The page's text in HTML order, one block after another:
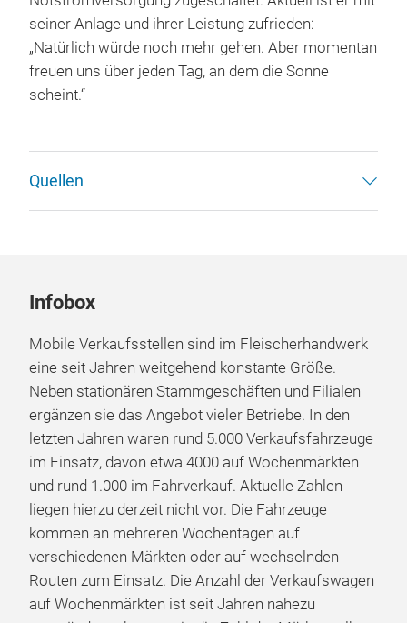
seiner Anlage und ihrer Leistung zufrieden:
„Natürlich würde noch mehr gehen. Aber momentan
freuen uns über jeden Tag, an dem die Sonne
scheint.“
Quellen
Infobox
Mobile Verkaufsstellen sind im Fleischerhandwerk
eine seit Jahren weitgehend konstante Größe.
Neben stationären Stammgeschäften und Filialen
ergänzen sie das Angebot vieler Betriebe. In den
letzten Jahren waren rund 5.000 Verkaufsfahrzeuge
im Einsatz, davon etwa 4000 auf Wochenmärkten
und rund 1.000 im Fahrverkauf. Aktuelle Zahlen
liegen hierzu derzeit nicht vor. Die Fahrzeuge
kommen an mehreren Wochentagen auf
verschiedenen Märkten oder auf wechselnden
Routen zum Einsatz. Die Anzahl der Verkaufswagen
auf Wochenmärkten ist seit Jahren nahezu